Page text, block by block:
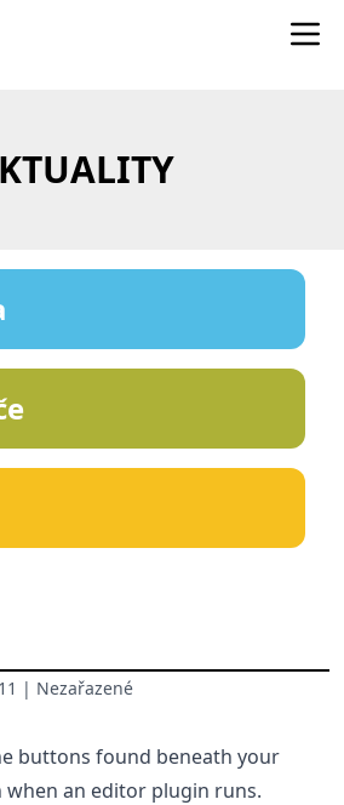
| Nezařazené
buttons found beneath your
when an editor plugin runs.